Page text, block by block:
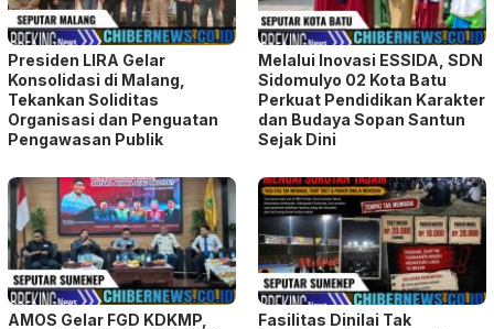
Presiden LIRA Gelar
Konsolidasi di Malang,
Tekankan Soliditas
Organisasi dan Penguatan
Pengawasan Publik
Melalui Inovasi ESSIDA, SDN
Sidomulyo 02 Kota Batu
Perkuat Pendidikan Karakter
dan Budaya Sopan Santun
Sejak Dini
AMOS Gelar FGD KDKMP,
Fasilitas Dinilai Tak